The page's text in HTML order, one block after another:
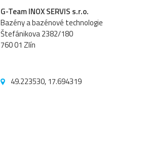
G-Team INOX SERVIS s.r.o.
Bazény a bazénové technologie
Štefánikova 2382/180
760 01 Zlín
49.223530, 17.694319